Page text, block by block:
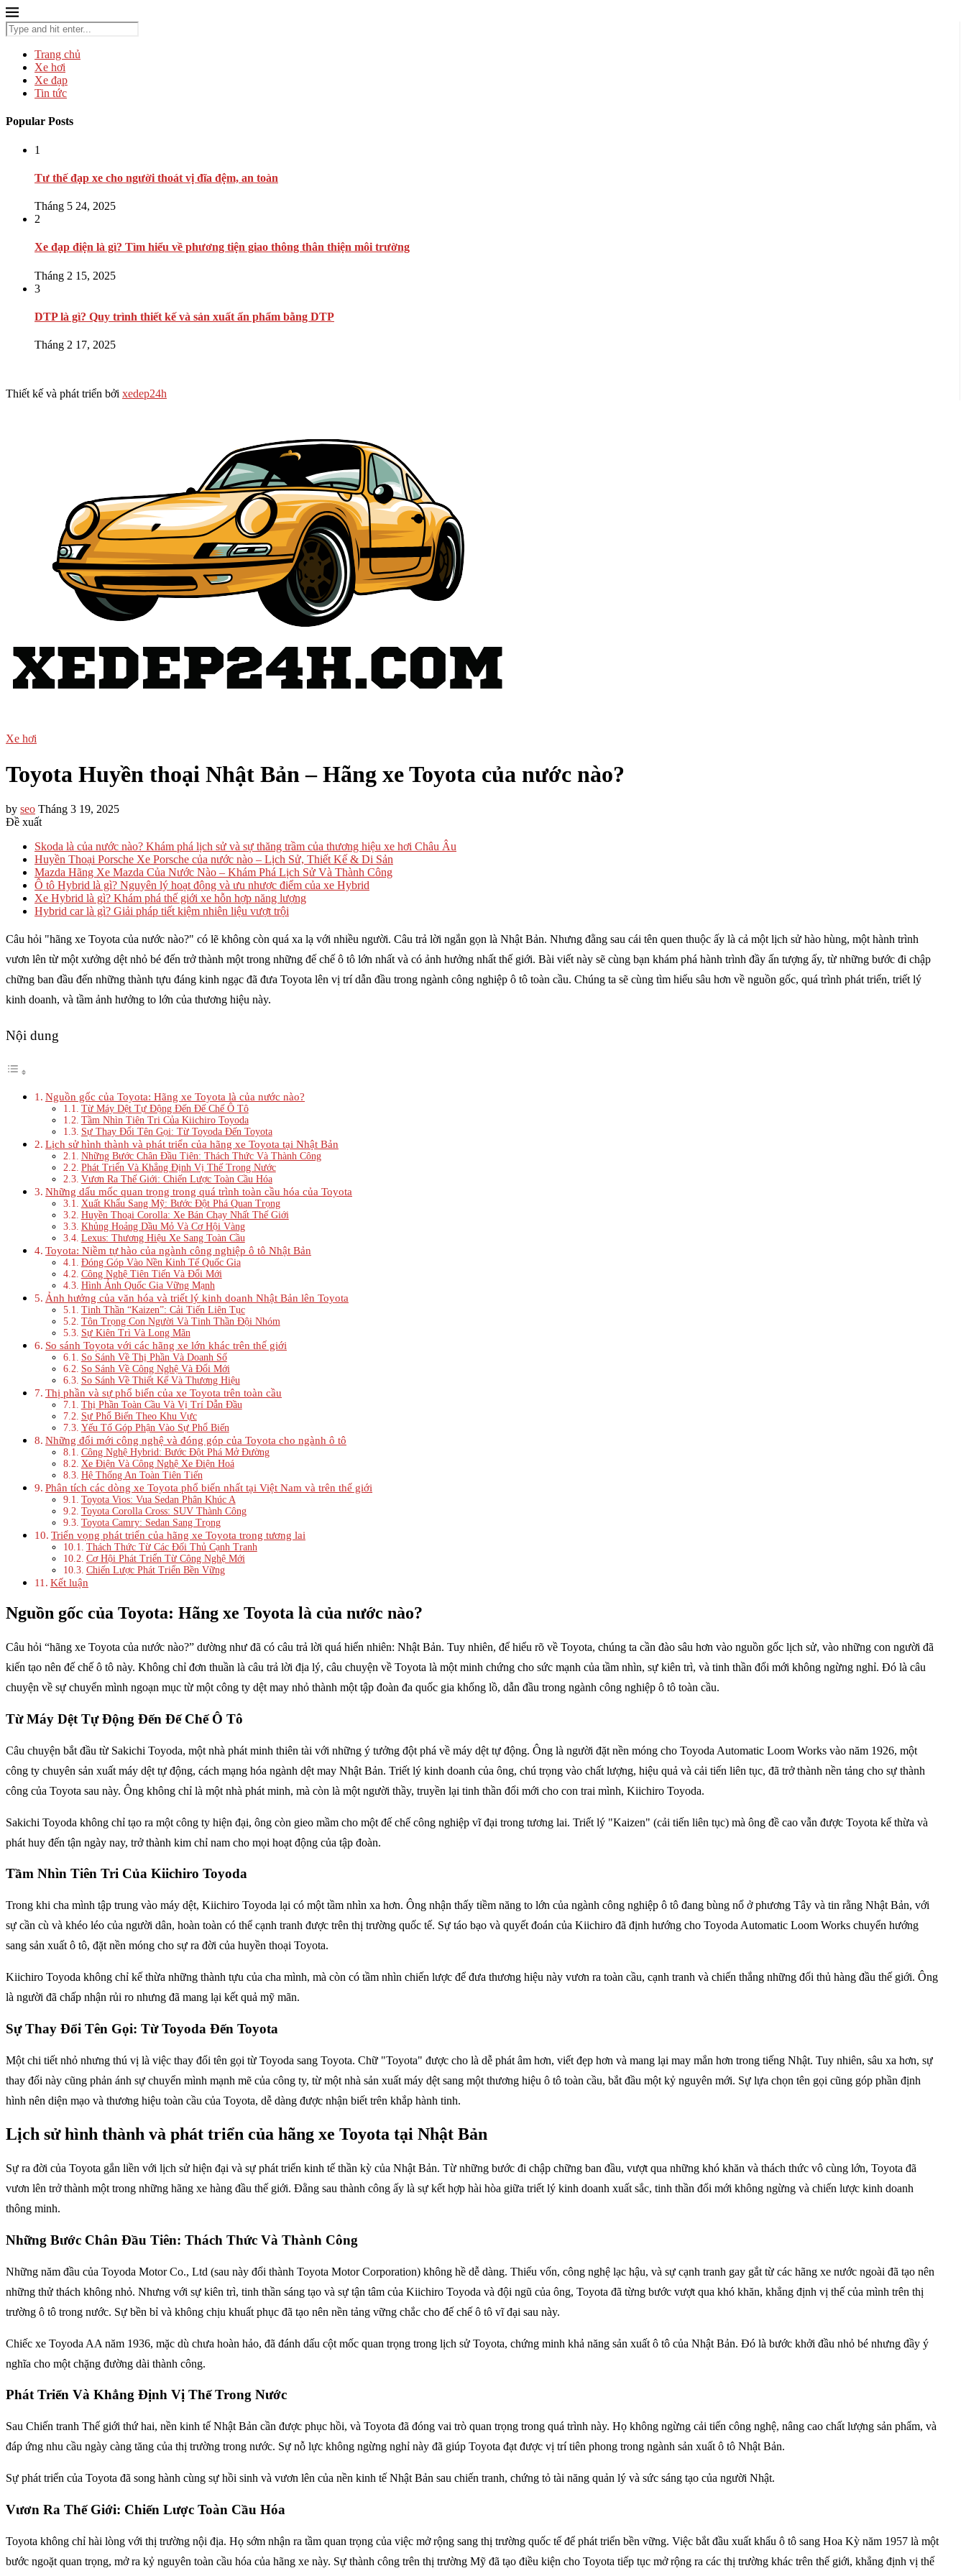
Trang chủ
Xe hơi
Xe đạp
Tin tức
Popular Posts
1
Tư thế đạp xe cho người thoát vị đĩa đệm, an toàn
Tháng 5 24, 2025
2
Xe đạp điện là gì? Tìm hiểu về phương tiện giao thông thân thiện môi trường
Tháng 2 15, 2025
3
DTP là gì? Quy trình thiết kế và sản xuất ấn phẩm bằng DTP
Tháng 2 17, 2025
Thiết kế và phát triển bởi xedep24h
Xe hơi
Toyota Huyền thoại Nhật Bản – Hãng xe Toyota của nước nào?
by seo Tháng 3 19, 2025
Đề xuất
Skoda là của nước nào? Khám phá lịch sử và sự thăng trầm của thương hiệu xe hơi Châu Âu
Huyền Thoại Porsche Xe Porsche của nước nào – Lịch Sử, Thiết Kế & Di Sản
Mazda Hãng Xe Mazda Của Nước Nào – Khám Phá Lịch Sử Và Thành Công
Ô tô Hybrid là gì? Nguyên lý hoạt động và ưu nhược điểm của xe Hybrid
Xe Hybrid là gì? Khám phá thế giới xe hỗn hợp năng lượng
Hybrid car là gì? Giải pháp tiết kiệm nhiên liệu vượt trội
Câu hỏi "hãng xe Toyota của nước nào?" có lẽ không còn quá xa lạ với nhiều người. Câu trả lời ngắn gọn là Nhật Bản. Nhưng đằng sau cái tên quen thuộc ấy là cả một lịch sử hào hùng, một hành trình
vươn lên từ một xưởng dệt nhỏ bé đến trở thành một trong những đế chế ô tô lớn nhất và có ảnh hưởng nhất thế giới. Bài viết này sẽ cùng bạn khám phá hành trình đầy ấn tượng ấy, từ những bước đi chập
chững ban đầu đến những thành tựu đáng kinh ngạc đã đưa Toyota lên vị trí dẫn đầu trong ngành công nghiệp ô tô toàn cầu. Chúng ta sẽ cùng tìm hiểu sâu hơn về nguồn gốc, quá trình phát triển, triết lý
kinh doanh, và tầm ảnh hưởng to lớn của thương hiệu này.
Nội dung
Nguồn gốc của Toyota: Hãng xe Toyota là của nước nào?
Từ Máy Dệt Tự Động Đến Đế Chế Ô Tô
Tầm Nhìn Tiên Tri Của Kiichiro Toyoda
Sự Thay Đổi Tên Gọi: Từ Toyoda Đến Toyota
Lịch sử hình thành và phát triển của hãng xe Toyota tại Nhật Bản
Những Bước Chân Đầu Tiên: Thách Thức Và Thành Công
Phát Triển Và Khẳng Định Vị Thế Trong Nước
Vươn Ra Thế Giới: Chiến Lược Toàn Cầu Hóa
Những dấu mốc quan trọng trong quá trình toàn cầu hóa của Toyota
Xuất Khẩu Sang Mỹ: Bước Đột Phá Quan Trọng
Huyền Thoại Corolla: Xe Bán Chạy Nhất Thế Giới
Khủng Hoảng Dầu Mỏ Và Cơ Hội Vàng
Lexus: Thương Hiệu Xe Sang Toàn Cầu
Toyota: Niềm tự hào của ngành công nghiệp ô tô Nhật Bản
Đóng Góp Vào Nền Kinh Tế Quốc Gia
Công Nghệ Tiên Tiến Và Đổi Mới
Hình Ảnh Quốc Gia Vững Mạnh
Ảnh hưởng của văn hóa và triết lý kinh doanh Nhật Bản lên Toyota
Tinh Thần “Kaizen”: Cải Tiến Liên Tục
Tôn Trọng Con Người Và Tinh Thần Đội Nhóm
Sự Kiên Trì Và Long Mãn
So sánh Toyota với các hãng xe lớn khác trên thế giới
So Sánh Về Thị Phần Và Doanh Số
So Sánh Về Công Nghệ Và Đổi Mới
So Sánh Về Thiết Kế Và Thương Hiệu
Thị phần và sự phổ biến của xe Toyota trên toàn cầu
Thị Phần Toàn Cầu Và Vị Trí Dẫn Đầu
Sự Phổ Biến Theo Khu Vực
Yếu Tố Góp Phận Vào Sự Phổ Biến
Những đổi mới công nghệ và đóng góp của Toyota cho ngành ô tô
Công Nghệ Hybrid: Bước Đột Phá Mở Đường
Xe Điện Và Công Nghệ Xe Điện Hoá
Hệ Thống An Toàn Tiên Tiến
Phân tích các dòng xe Toyota phổ biến nhất tại Việt Nam và trên thế giới
Toyota Vios: Vua Sedan Phân Khúc A
Toyota Corolla Cross: SUV Thành Công
Toyota Camry: Sedan Sang Trọng
Triển vọng phát triển của hãng xe Toyota trong tương lai
Thách Thức Từ Các Đối Thủ Cạnh Tranh
Cơ Hội Phát Triển Từ Công Nghệ Mới
Chiến Lược Phát Triển Bền Vững
Kết luận
Nguồn gốc của Toyota: Hãng xe Toyota là của nước nào?
Câu hỏi “hãng xe Toyota của nước nào?” dường như đã có câu trả lời quá hiển nhiên: Nhật Bản. Tuy nhiên, để hiểu rõ về Toyota, chúng ta cần đào sâu hơn vào nguồn gốc lịch sử, vào những con người đã
kiến tạo nên đế chế ô tô này. Không chỉ đơn thuần là câu trả lời địa lý, câu chuyện về Toyota là một minh chứng cho sức mạnh của tầm nhìn, sự kiên trì, và tinh thần đổi mới không ngừng nghỉ. Đó là câu
chuyện về sự chuyển mình ngoạn mục từ một công ty dệt may nhỏ thành một tập đoàn đa quốc gia khổng lồ, dẫn đầu trong ngành công nghiệp ô tô toàn cầu.
Từ Máy Dệt Tự Động Đến Đế Chế Ô Tô
Câu chuyện bắt đầu từ Sakichi Toyoda, một nhà phát minh thiên tài với những ý tưởng đột phá về máy dệt tự động. Ông là người đặt nền móng cho Toyoda Automatic Loom Works vào năm 1926, một
công ty chuyên sản xuất máy dệt tự động, cách mạng hóa ngành dệt may Nhật Bản. Triết lý kinh doanh của ông, chú trọng vào chất lượng, hiệu quả và cải tiến liên tục, đã trở thành nền tảng cho sự thành
công của Toyota sau này. Ông không chỉ là một nhà phát minh, mà còn là một người thầy, truyền lại tinh thần đổi mới cho con trai mình, Kiichiro Toyoda.
Sakichi Toyoda không chỉ tạo ra một công ty hiện đại, ông còn gieo mầm cho một đế chế công nghiệp vĩ đại trong tương lai. Triết lý "Kaizen" (cải tiến liên tục) mà ông đề cao vẫn được Toyota kế thừa và
phát huy đến tận ngày nay, trở thành kim chỉ nam cho mọi hoạt động của tập đoàn.
Tầm Nhìn Tiên Tri Của Kiichiro Toyoda
Trong khi cha mình tập trung vào máy dệt, Kiichiro Toyoda lại có một tầm nhìn xa hơn. Ông nhận thấy tiềm năng to lớn của ngành công nghiệp ô tô đang bùng nổ ở phương Tây và tin rằng Nhật Bản, với
sự cần cù và khéo léo của người dân, hoàn toàn có thể cạnh tranh được trên thị trường quốc tế. Sự táo bạo và quyết đoán của Kiichiro đã định hướng cho Toyoda Automatic Loom Works chuyển hướng
sang sản xuất ô tô, đặt nền móng cho sự ra đời của huyền thoại Toyota.
Kiichiro Toyoda không chỉ kế thừa những thành tựu của cha mình, mà còn có tầm nhìn chiến lược để đưa thương hiệu này vươn ra toàn cầu, cạnh tranh và chiến thắng những đối thủ hàng đầu thế giới. Ông
là người đã chấp nhận rủi ro nhưng đã mang lại kết quả mỹ mãn.
Sự Thay Đổi Tên Gọi: Từ Toyoda Đến Toyota
Một chi tiết nhỏ nhưng thú vị là việc thay đổi tên gọi từ Toyoda sang Toyota. Chữ "Toyota" được cho là dễ phát âm hơn, viết đẹp hơn và mang lại may mắn hơn trong tiếng Nhật. Tuy nhiên, sâu xa hơn, sự
thay đổi này cũng phản ánh sự chuyển mình mạnh mẽ của công ty, từ một nhà sản xuất máy dệt sang một thương hiệu ô tô toàn cầu, bắt đầu một kỷ nguyên mới. Sự lựa chọn tên gọi cũng góp phần định
hình nên diện mạo và thương hiệu toàn cầu của Toyota, dễ dàng được nhận biết trên khắp hành tinh.
Lịch sử hình thành và phát triển của hãng xe Toyota tại Nhật Bản
Sự ra đời của Toyota gắn liền với lịch sử hiện đại và sự phát triển kinh tế thần kỳ của Nhật Bản. Từ những bước đi chập chững ban đầu, vượt qua những khó khăn và thách thức vô cùng lớn, Toyota đã
vươn lên trở thành một trong những hãng xe hàng đầu thế giới. Đằng sau thành công ấy là sự kết hợp hài hòa giữa triết lý kinh doanh xuất sắc, tinh thần đổi mới không ngừng và chiến lược kinh doanh
thông minh.
Những Bước Chân Đầu Tiên: Thách Thức Và Thành Công
Những năm đầu của Toyoda Motor Co., Ltd (sau này đổi thành Toyota Motor Corporation) không hề dễ dàng. Thiếu vốn, công nghệ lạc hậu, và sự cạnh tranh gay gắt từ các hãng xe nước ngoài đã tạo nên
những thử thách không nhỏ. Nhưng với sự kiên trì, tinh thần sáng tạo và sự tận tâm của Kiichiro Toyoda và đội ngũ của ông, Toyota đã từng bước vượt qua khó khăn, khẳng định vị thế của mình trên thị
trường ô tô trong nước. Sự bền bỉ và không chịu khuất phục đã tạo nên nền tảng vững chắc cho đế chế ô tô vĩ đại sau này.
Chiếc xe Toyoda AA năm 1936, mặc dù chưa hoàn hảo, đã đánh dấu cột mốc quan trọng trong lịch sử Toyota, chứng minh khả năng sản xuất ô tô của Nhật Bản. Đó là bước khởi đầu nhỏ bé nhưng đầy ý
nghĩa cho một chặng đường dài thành công.
Phát Triển Và Khẳng Định Vị Thế Trong Nước
Sau Chiến tranh Thế giới thứ hai, nền kinh tế Nhật Bản cần được phục hồi, và Toyota đã đóng vai trò quan trọng trong quá trình này. Họ không ngừng cải tiến công nghệ, nâng cao chất lượng sản phẩm, và
đáp ứng nhu cầu ngày càng tăng của thị trường trong nước. Sự nỗ lực không ngừng nghỉ này đã giúp Toyota đạt được vị trí tiên phong trong ngành sản xuất ô tô Nhật Bản.
Sự phát triển của Toyota đã song hành cùng sự hồi sinh và vươn lên của nền kinh tế Nhật Bản sau chiến tranh, chứng tỏ tài năng quản lý và sức sáng tạo của người Nhật.
Vươn Ra Thế Giới: Chiến Lược Toàn Cầu Hóa
Toyota không chỉ hài lòng với thị trường nội địa. Họ sớm nhận ra tầm quan trọng của việc mở rộng sang thị trường quốc tế để phát triển bền vững. Việc bắt đầu xuất khẩu ô tô sang Hoa Kỳ năm 1957 là một
bước ngoặt quan trọng, mở ra kỷ nguyên toàn cầu hóa của hãng xe này. Sự thành công trên thị trường Mỹ đã tạo điều kiện cho Toyota tiếp tục mở rộng ra các thị trường khác trên thế giới, khẳng định vị thế